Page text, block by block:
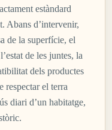
estàndard
Abans d’intervenir,
de la superfície, el
de les juntes, la
dels productes
respectar el terra
diari d’un habitatge,